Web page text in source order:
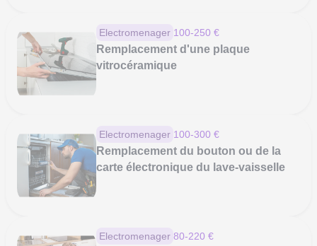
Electromenager 100-250 €
Remplacement d'une plaque
vitrocéramique
Electromenager 100-300 €
Remplacement du bouton ou de la
carte électronique du lave-vaisselle
Electromenager 80-220 €